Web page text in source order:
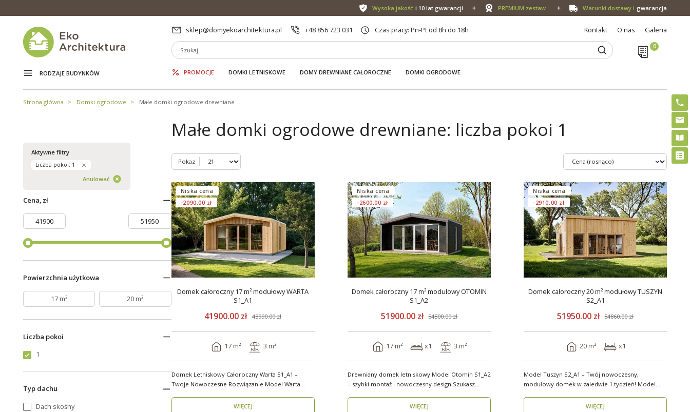
Wysoka jakość i 10 lat gwarancji PREMIUM zestaw Warunki dostawy i gwarancja
sklep@domyekoarchitektura.pl +48 856 723 031 Czas pracy: Pn-Pt od 8h do 18h Kontakt O nas Galeria
RODZAJE BUDYNKÓW PROMOCJE DOMKI LETNISKOWE DOMY DREWNIANE CAŁOROCZNE DOMKI OGRODOWE
Strona główna Domki ogrodowe Małe domki ogrodowe drewniane
Aktywne filtry
Liczba pokoi: 1
Anulować
Cena, zł
Powierzchnia użytkowa
17 m² 20 m²
Liczba pokoi
1
Typ dachu
Dach skośny
Małe domki ogrodowe drewniane: liczba pokoi 1
Pokaz
Niska cena
-2090.00 zł
Domek całoroczny 17 m² modułowy WARTA
S1_A1
41900.00 zł 43990.00 zł
17 m² 3 m²
Domek Letniskowy Całoroczny Warta S1_A1 –
Twoje Nowoczesne Rozwiązanie Model Warta
WIĘCEJ
Niska cena
-2600.00 zł
Domek całoroczny 17 m² modułowy OTOMIN
S1_A2
51900.00 zł 54500.00 zł
17 m² x1 3 m²
Drewniany domek letniskowy Model Otomin S1_A2
– szybki montaż i nowoczesny design Szukasz
WIĘCEJ
Niska cena
-2910.00 zł
Domek całoroczny 20 m² modułowy TUSZYN
S2_A1
51950.00 zł 54860.00 zł
20 m² x1
Model Tuszyn S2_A1 – Twój nowoczesny,
modułowy domek w zaledwie 1 tydzień! Model
WIĘCEJ